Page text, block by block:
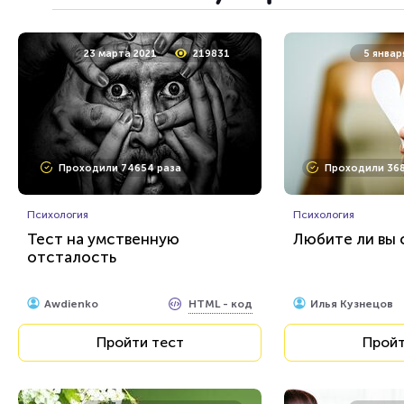
8 сентября 2020 14902
Проходили 2297 раз
Игры
Игра Mortal Kombat
Илья Кузнецов
Пройти тест
8
Проходили
Литература
Тест на
римской
23 марта 2021 219831
Проходили 74654 раза
Психология
Тест на умственную
отсталость
Awdienko HTML - код
Пройти тест
5
Проходили
Психология
Любите ли вы
Илья Кузнецов